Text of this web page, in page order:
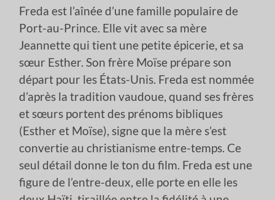
Freda est l’aînée d’une famille populaire de
Port-au-Prince. Elle vit avec sa mère
Jeannette qui tient une petite épicerie, et sa
sœur Esther. Son frère Moïse prépare son
départ pour les États-Unis. Freda est nommée
d’après la tradition vaudoue, quand ses frères
et sœurs portent des prénoms bibliques
(Esther et Moïse), signe que la mère s’est
convertie au christianisme entre-temps. Ce
seul détail donne le ton du film. Freda est une
figure de l’entre-deux, elle porte en elle les